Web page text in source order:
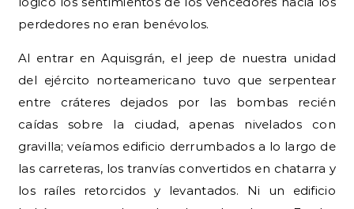
perdedores no eran benévolos.
Al entrar en Aquisgrán, el jeep de nuestra unidad
del ejército norteamericano tuvo que serpentear
entre cráteres dejados por las bombas recién
caídas sobre la ciudad, apenas nivelados con
gravilla; veíamos edificio derrumbados a lo largo de
las carreteras, los tranvías convertidos en chatarra y
los raíles retorcidos y levantados. Ni un edificio